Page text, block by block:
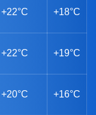
+22°C +18°C
+22°C +19°C
+20°C +16°C